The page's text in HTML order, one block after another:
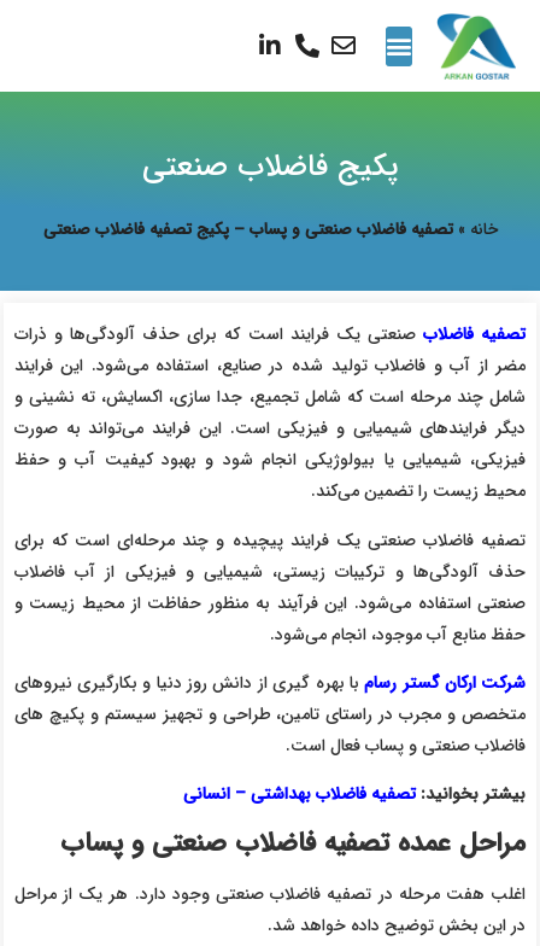
پکیج فاضلاب صنعتی
خانه »تصفیه فاضلاب صنعتی و پساب – پکیج تصفیه فاضلاب صنعتی
تصفیه فاضلابصنعتی یک فرایند است که برای حذف آلودگی‌ها و ذرات
مضر از آب و فاضلاب تولید شده در صنایع، استفاده می‌شود. این فرایند
شامل چند مرحله است که شامل تجمیع، جدا سازی، اکسایش، ته نشینی و
دیگر فرایندهای شیمیایی و فیزیکی است. این فرایند می‌تواند به صورت
فیزیکی، شیمیایی یا بیولوژیکی انجام شود و بهبود کیفیت آب و حفظ
محیط زیست را تضمین می‌کند.
تصفیه فاضلاب صنعتی یک فرایند پیچیده و چند مرحله‌ای است که برای
حذف آلودگی‌ها و ترکیبات زیستی، شیمیایی و فیزیکی از آب فاضلاب
صنعتی استفاده می‌شود. این فرآیند به منظور حفاظت از محیط زیست و
حفظ منابع آب موجود، انجام می‌شود.
شرکت ارکان گستر رسام با بهره گیری از دانش روز دنیا و بکارگیری نیروهای
متخصص و مجرب در راستای تامین، طراحی و تجهیز سیستم و پکیچ های
فاضلاب صنعتی و پساب فعال است.
بیشتر بخوانید:تصفیه فاضلاب بهداشتی – انسانی
مراحل عمده تصفیه فاضلاب صنعتی و پساب
اغلب هفت مرحله در تصفیه فاضلاب صنعتی وجود دارد. هر یک از مراحل
در این بخش توضیح داده خواهد شد.